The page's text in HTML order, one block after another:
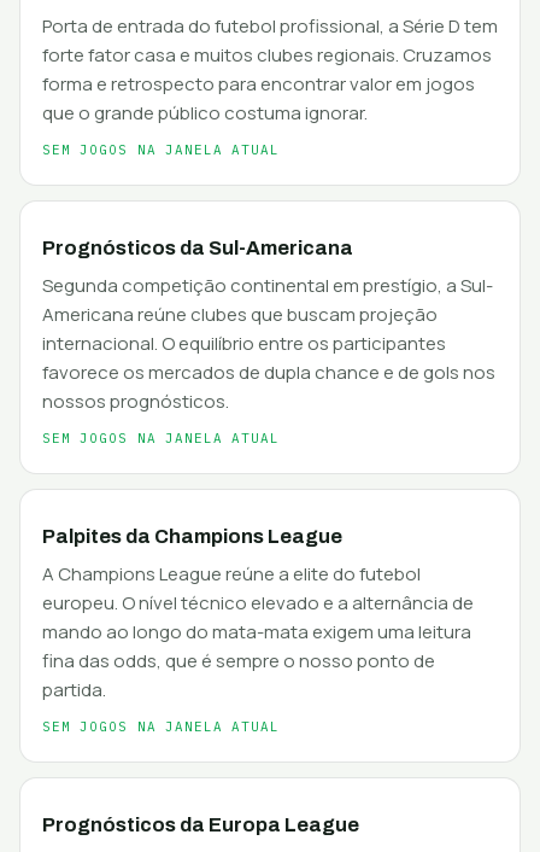
Porta de entrada do futebol profissional, a Série D tem
forte fator casa e muitos clubes regionais. Cruzamos
forma e retrospecto para encontrar valor em jogos
que o grande público costuma ignorar.
SEM JOGOS NA JANELA ATUAL
Prognósticos da Sul-Americana
Segunda competição continental em prestígio, a Sul-
Americana reúne clubes que buscam projeção
internacional. O equilíbrio entre os participantes
favorece os mercados de dupla chance e de gols nos
nossos prognósticos.
SEM JOGOS NA JANELA ATUAL
Palpites da Champions League
A Champions League reúne a elite do futebol
europeu. O nível técnico elevado e a alternância de
mando ao longo do mata-mata exigem uma leitura
fina das odds, que é sempre o nosso ponto de
partida.
SEM JOGOS NA JANELA ATUAL
Prognósticos da Europa League